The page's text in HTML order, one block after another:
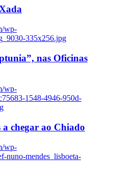
wp-
335x256.jpg
nas Oficinas
wp-
1548-4946-950d-
a chegar ao Chiado
wp-
nuno-mendes_lisboeta-